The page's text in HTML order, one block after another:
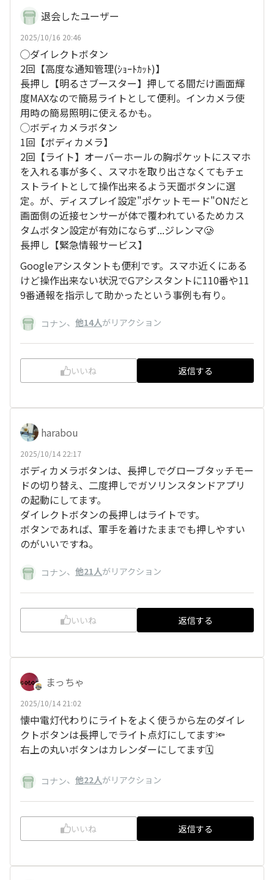
退会したユーザー
2025/10/16 20:46
◯ダイレクトボタン
2回【高度な通知管理(ｼｮｰﾄｶｯﾄ)】
長押し【明るさブースター】押してる間だけ画面輝
度MAXなので簡易ライトとして便利。インカメラ使
用時の簡易照明に使えるかも。
◯ボディカメラボタン
1回【ボディカメラ】
2回【ライト】オーバーホールの胸ポケットにスマホ
を入れる事が多く、スマホを取り出さなくてもチェ
ストライトとして操作出来るよう天面ボタンに選
定。が、ディスプレイ設定"ポケットモード"ONだと
画面側の近接センサーが体で覆われているためカス
タムボタン設定が有効にならず...ジレンマ🥲
長押し【緊急情報サービス】
Googleアシスタントも便利です。スマホ近くにある
けど操作出来ない状況でGアシスタントに110番や11
9番通報を指示して助かったという事例も有り。
コナン、 他14人がリアクション
いいね 返信する
harabou
2025/10/14 22:17
ボディカメラボタンは、長押しでグローブタッチモー
ドの切り替え、二度押しでガソリンスタンドアプリ
の起動にしてます。
ダイレクトボタンの長押しはライトです。
ボタンであれば、軍手を着けたままでも押しやすい
のがいいですね。
コナン、 他21人がリアクション
いいね 返信する
まっちゃ
2025/10/14 21:02
懐中電灯代わりにライトをよく使うから左のダイレ
クトボタンは長押しでライト点灯にしてます🔦
右上の丸いボタンはカレンダーにしてます🗓️
コナン、 他22人がリアクション
いいね 返信する